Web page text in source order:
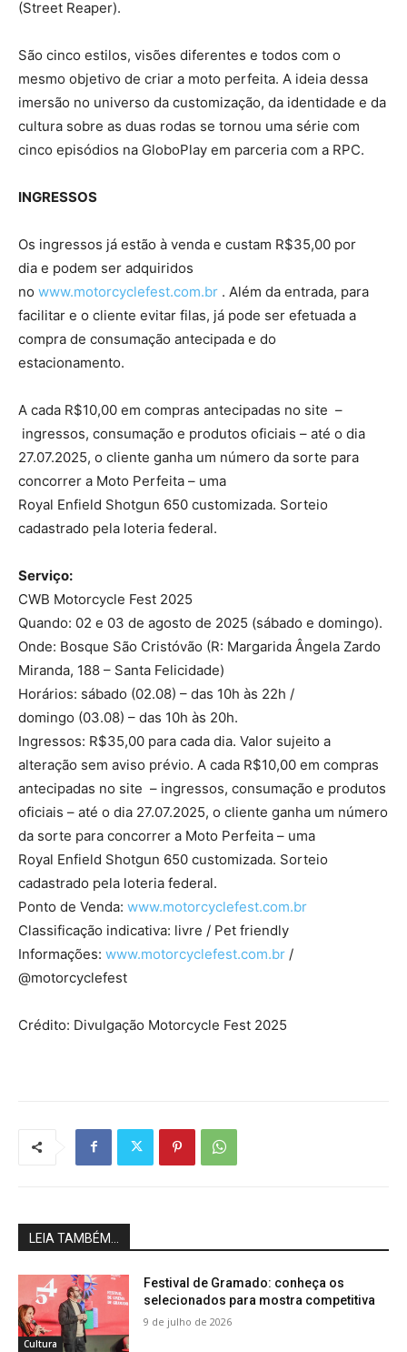
(Street Reaper).
São cinco estilos, visões diferentes e todos com o
mesmo objetivo de criar a moto perfeita. A ideia dessa
imersão no universo da customização, da identidade e da
cultura sobre as duas rodas se tornou uma série com
cinco episódios na GloboPlay em parceria com a RPC.
INGRESSOS
Os ingressos já estão à venda e custam R$35,00 por
dia e podem ser adquiridos
no www.motorcyclefest.com.br . Além da entrada, para
facilitar e o cliente evitar filas, já pode ser efetuada a
compra de consumação antecipada e do
estacionamento.
A cada R$10,00 em compras antecipadas no site –
ingressos, consumação e produtos oficiais – até o dia
27.07.2025, o cliente ganha um número da sorte para
concorrer a Moto Perfeita – uma
Royal Enfield Shotgun 650 customizada. Sorteio
cadastrado pela loteria federal.
Serviço:
CWB Motorcycle Fest 2025
Quando: 02 e 03 de agosto de 2025 (sábado e domingo).
Onde: Bosque São Cristóvão (R: Margarida Ângela Zardo
Miranda, 188 – Santa Felicidade)
Horários: sábado (02.08) – das 10h às 22h /
domingo (03.08) – das 10h às 20h.
Ingressos: R$35,00 para cada dia. Valor sujeito a
alteração sem aviso prévio. A cada R$10,00 em compras
antecipadas no site – ingressos, consumação e produtos
oficiais – até o dia 27.07.2025, o cliente ganha um número
da sorte para concorrer a Moto Perfeita – uma
Royal Enfield Shotgun 650 customizada. Sorteio
cadastrado pela loteria federal.
Ponto de Venda: www.motorcyclefest.com.br
Classificação indicativa: livre / Pet friendly
Informações: www.motorcyclefest.com.br /
@motorcyclefest
Crédito: Divulgação Motorcycle Fest 2025
LEIA TAMBÉM...
Cultura
Festival de Gramado: conheça os
selecionados para mostra competitiva
9 de julho de 2026